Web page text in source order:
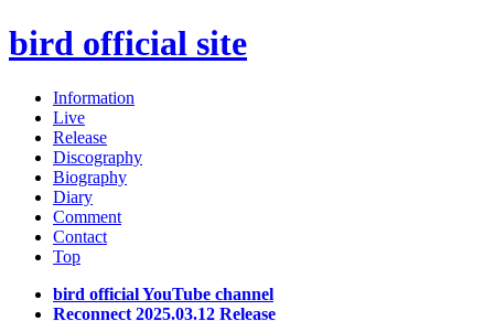
bird official site
Information
Live
Release
Discography
Biography
Diary
Comment
Contact
Top
bird official YouTube channel
Reconnect 2025.03.12 Release